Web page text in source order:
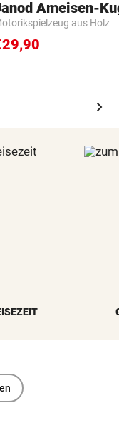
Ameisen-
aus Holz
chevron_right